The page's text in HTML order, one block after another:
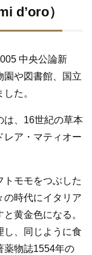
d’oro）
中央公論新
園や図書館、国立
た。
は、16世紀の草本
レア・マティオー
トモモをつぶした
の時代にイタリア
黄金色になる。
し、同じように食
薬物誌1554年の